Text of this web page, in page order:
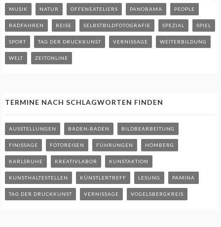
MUSIK NATUR OFFENEATELIERS PANORAMA PEOPLE
RADFAHREN REISE SELBSTBILDFOTOGRAFIE SPEZIAL SPIEL
SPORT TAG DER DRUCKKUNST VERNISSAGE WEITERBILDUNG
WELT ZEITONLINE
TERMINE NACH SCHLAGWORTEN FINDEN
AUSSTELLUNGEN BADEN-BADEN BILDBEARBEITUNG
FINISSAGE FOTOREISEN FÜHRUNGEN HOMBERG
KARLSRUHE KREATIVLABOR KUNSTAKTION
KUNSTHALTESTELLEN KÜNSTLERTREFF LESUNG PAMINA
TAG DER DRUCKKUNST VERNISSAGE VOGELSBERGKREIS